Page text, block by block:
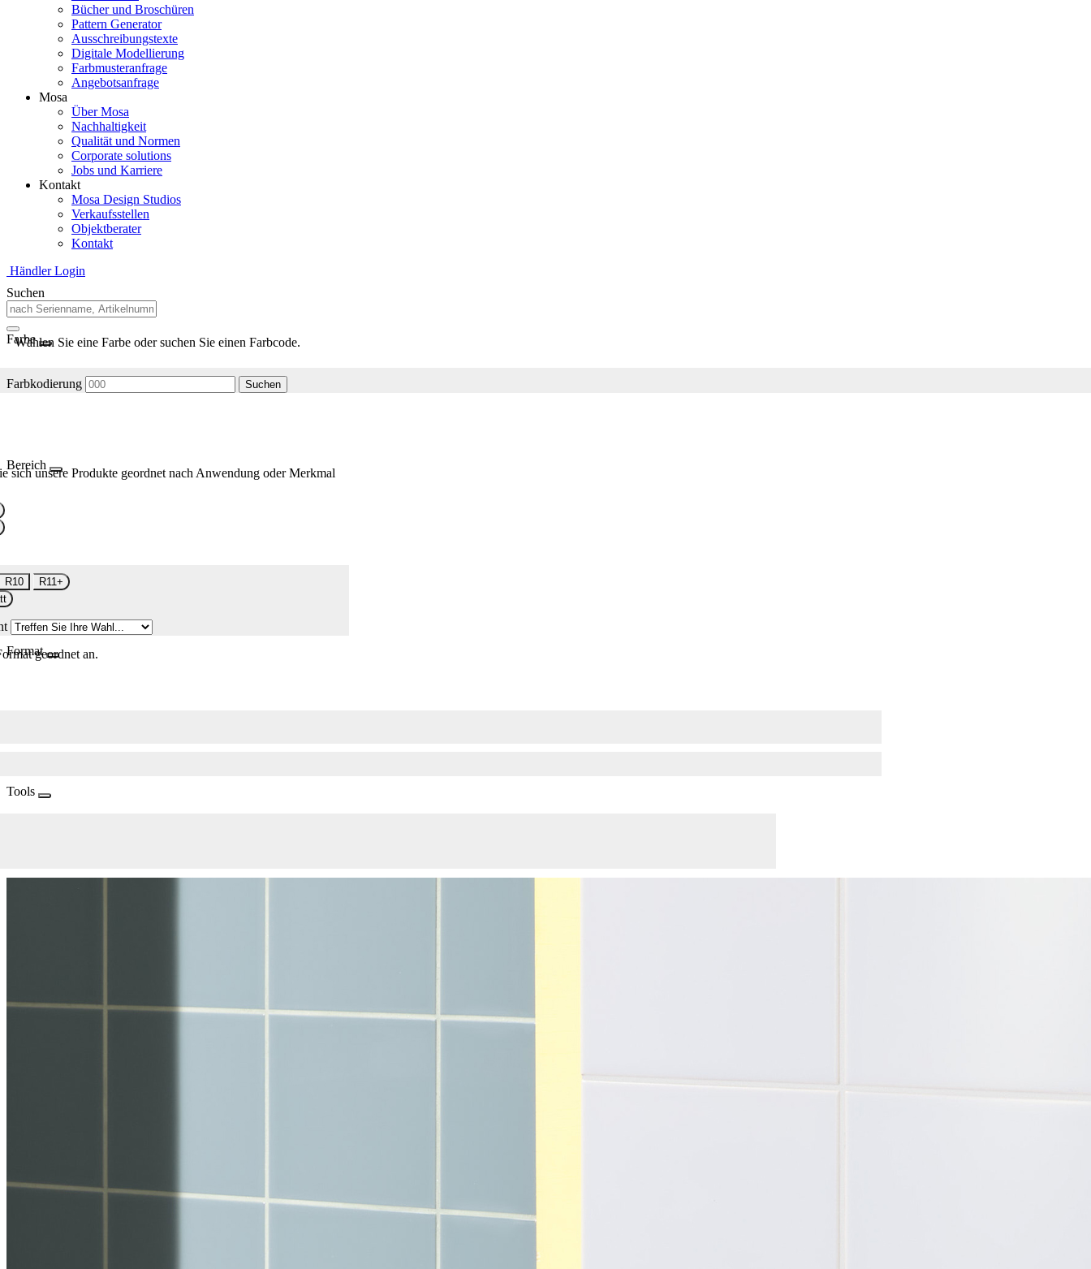
Bücher und Broschüren
Pattern Generator
Ausschreibungstexte
Digitale Modellierung
Farbmusteranfrage
Angebotsanfrage
Mosa
Über Mosa
Nachhaltigkeit
Qualität und Normen
Corporate solutions
Jobs und Karriere
Kontakt
Mosa Design Studios
Verkaufsstellen
Objektberater
Kontakt
Händler Login
Suchen
Farbe
Wählen Sie eine Farbe oder suchen Sie einen Farbcode.
Farbkodierung Suchen
Bereich
sich unsere Produkte geordnet nach Anwendung oder Merkmal
R10
R11+
Formatgeordnet an.
Tools